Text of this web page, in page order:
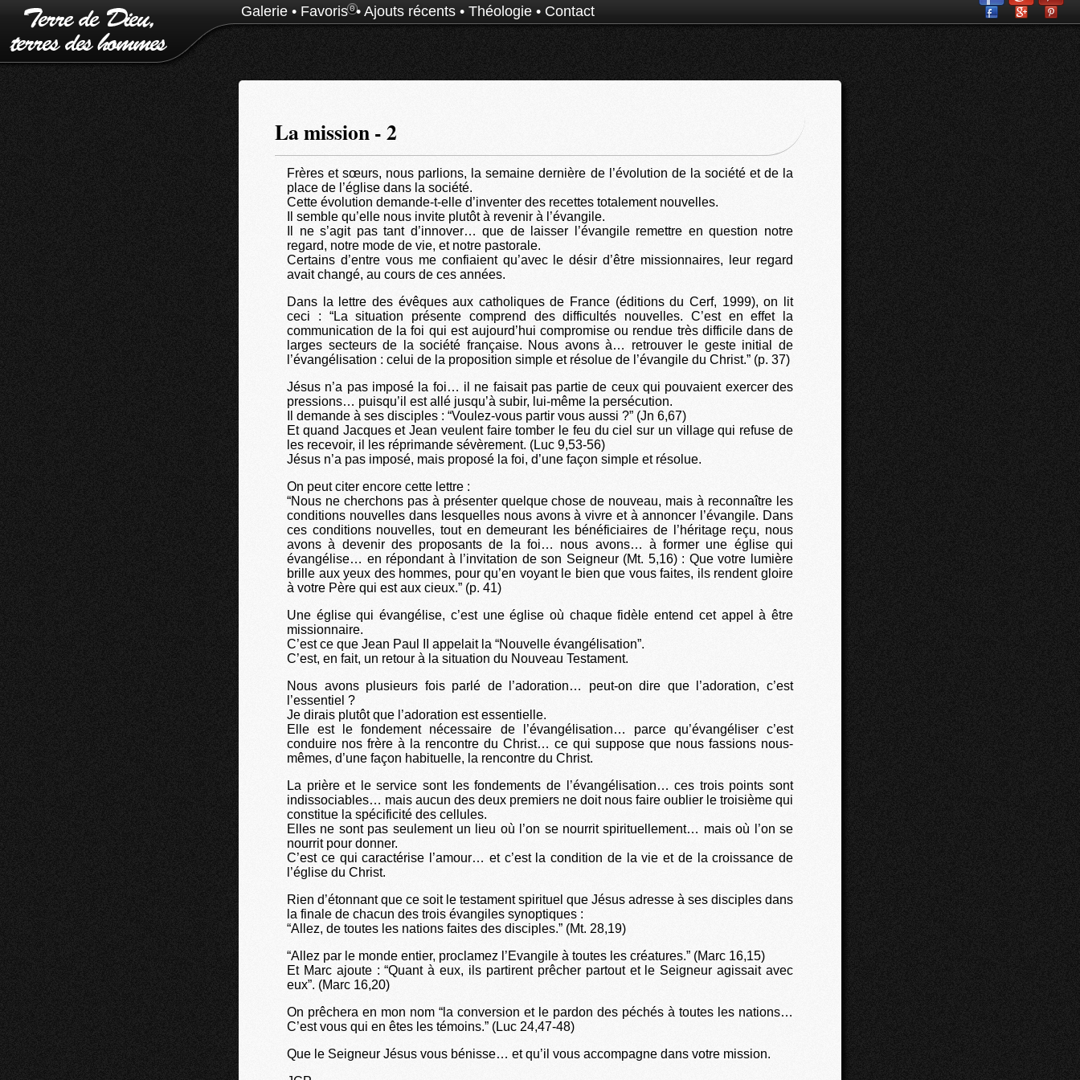
Galerie • Favoris0• Ajouts récents • Théologie • Contact
La mission - 2
Frères et sœurs, nous parlions, la semaine dernière de l’évolution de la société et de la
place de l’église dans la société.
Cette évolution demande-t-elle d’inventer des recettes totalement nouvelles.
Il semble qu’elle nous invite plutôt à revenir à l’évangile.
Il ne s’agit pas tant d’innover… que de laisser l’évangile remettre en question notre
regard, notre mode de vie, et notre pastorale.
Certains d’entre vous me confiaient qu’avec le désir d’être missionnaires, leur regard
avait changé, au cours de ces années.
Dans la lettre des évêques aux catholiques de France (éditions du Cerf, 1999), on lit
ceci : “La situation présente comprend des difficultés nouvelles. C’est en effet la
communication de la foi qui est aujourd’hui compromise ou rendue très difficile dans de
larges secteurs de la société française. Nous avons à… retrouver le geste initial de
l’évangélisation : celui de la proposition simple et résolue de l’évangile du Christ.” (p. 37)
Jésus n’a pas imposé la foi… il ne faisait pas partie de ceux qui pouvaient exercer des
pressions… puisqu’il est allé jusqu’à subir, lui-même la persécution.
Il demande à ses disciples : “Voulez-vous partir vous aussi ?” (Jn 6,67)
Et quand Jacques et Jean veulent faire tomber le feu du ciel sur un village qui refuse de
les recevoir, il les réprimande sévèrement. (Luc 9,53-56)
Jésus n’a pas imposé, mais proposé la foi, d’une façon simple et résolue.
On peut citer encore cette lettre :
“Nous ne cherchons pas à présenter quelque chose de nouveau, mais à reconnaître les
conditions nouvelles dans lesquelles nous avons à vivre et à annoncer l’évangile. Dans
ces conditions nouvelles, tout en demeurant les bénéficiaires de l’héritage reçu, nous
avons à devenir des proposants de la foi… nous avons… à former une église qui
évangélise… en répondant à l’invitation de son Seigneur (Mt. 5,16) : Que votre lumière
brille aux yeux des hommes, pour qu’en voyant le bien que vous faites, ils rendent gloire
à votre Père qui est aux cieux.” (p. 41)
Une église qui évangélise, c’est une église où chaque fidèle entend cet appel à être
missionnaire.
C’est ce que Jean Paul II appelait la “Nouvelle évangélisation”.
C’est, en fait, un retour à la situation du Nouveau Testament.
Nous avons plusieurs fois parlé de l’adoration… peut-on dire que l’adoration, c’est
l’essentiel ?
Je dirais plutôt que l’adoration est essentielle.
Elle est le fondement nécessaire de l’évangélisation… parce qu’évangéliser c’est
conduire nos frère à la rencontre du Christ… ce qui suppose que nous fassions nous-
mêmes, d’une façon habituelle, la rencontre du Christ.
La prière et le service sont les fondements de l’évangélisation… ces trois points sont
indissociables… mais aucun des deux premiers ne doit nous faire oublier le troisième qui
constitue la spécificité des cellules.
Elles ne sont pas seulement un lieu où l’on se nourrit spirituellement… mais où l’on se
nourrit pour donner.
C’est ce qui caractérise l’amour… et c’est la condition de la vie et de la croissance de
l’église du Christ.
Rien d’étonnant que ce soit le testament spirituel que Jésus adresse à ses disciples dans
la finale de chacun des trois évangiles synoptiques :
“Allez, de toutes les nations faites des disciples.” (Mt. 28,19)
“Allez par le monde entier, proclamez l’Evangile à toutes les créatures.” (Marc 16,15)
Et Marc ajoute : “Quant à eux, ils partirent prêcher partout et le Seigneur agissait avec
eux”. (Marc 16,20)
On prêchera en mon nom “la conversion et le pardon des péchés à toutes les nations…
C’est vous qui en êtes les témoins.” (Luc 24,47-48)
Que le Seigneur Jésus vous bénisse… et qu’il vous accompagne dans votre mission.